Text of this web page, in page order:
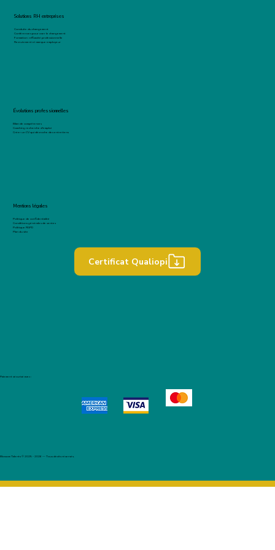
Solutions RH entreprises
Conduite du changement
Conférences pour oser le changement
Formation : efficacité professionnelle
Recrutement et marque employeur
Évolutions professionnelles
Bilan de compétences
Coaching recherche d'emploi
Créer un CV qui décroche des entretiens
Mentions légales
Politique de confidentialité
Conditions générales de ventes
Politique RGPD
Plan du site
Certificat Qualiopi
Paiement sécurisé avec :
Blossom Talents © 2025 - 2026 — Tous droits réservés.